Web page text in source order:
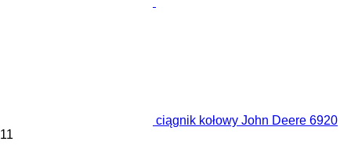
ciągnik kołowy John Deere 6920
11